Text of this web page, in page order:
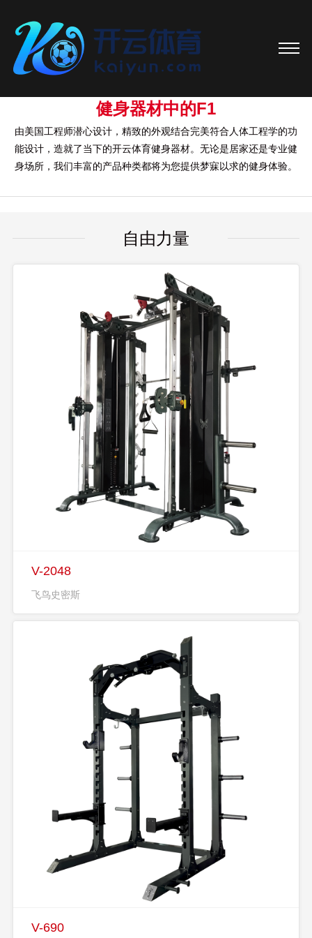
健身器材中的F1
由美国工程师潜心设计，精致的外观结合完美符合人体工程学的功
能设计，造就了当下的开云体育健身器材。无论是居家还是专业健
身场所，我们丰富的产品种类都将为您提供梦寐以求的健身体验。
自由力量
V-2048
飞鸟史密斯
V-690